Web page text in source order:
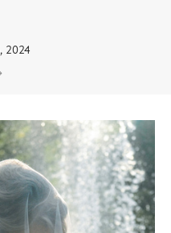
2024